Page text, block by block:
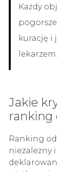
Każdy
kurację i
lekarzem.
Jakie
ranking
Ranking
niezależny